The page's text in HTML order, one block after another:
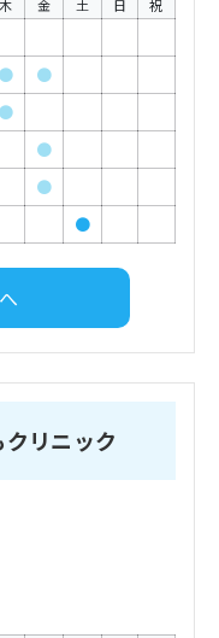
木 金 土 日 祝
●
●
●
●
●
●
リニック